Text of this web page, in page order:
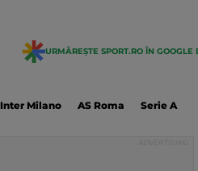
URMĂREȘTE SPORT.RO ÎN GOOGLE
Inter Milano AS Roma Serie A